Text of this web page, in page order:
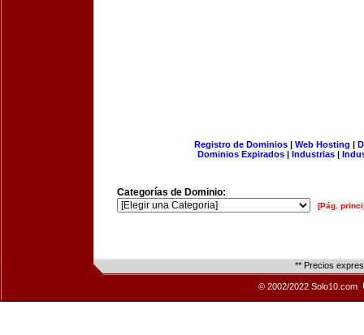
Registro de Dominios| Web Hosting |
Dominios Expirados | Industrias |
Categorías de Dominio:
[Pág.
** Precios
© 2002/2022 Solo10.com